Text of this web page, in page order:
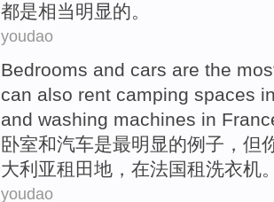
都是相当明显的。
youdao
Bedrooms and cars are the
can also rent camping spaces
and washing machines in
卧室和汽车是最明显的例子 ， 但
大利亚租 田地 ，在法国租洗衣机
youdao